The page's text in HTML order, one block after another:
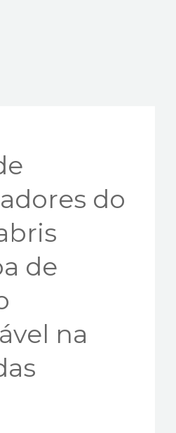
do
de
na